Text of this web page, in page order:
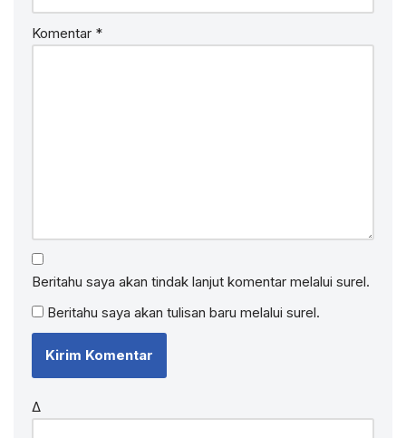
Komentar *
Beritahu saya akan tindak lanjut komentar melalui surel.
Beritahu saya akan tulisan baru melalui surel.
Δ